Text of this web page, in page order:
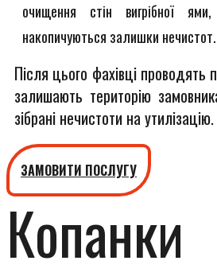
очищення стін вигрібної
накопичуються залишки нечистот.
Після цього фахівці проводять
залишають територію
зібрані нечистоти на утилізацію.
ЗАМОВИТИ ПОСЛУГУ
Копанки